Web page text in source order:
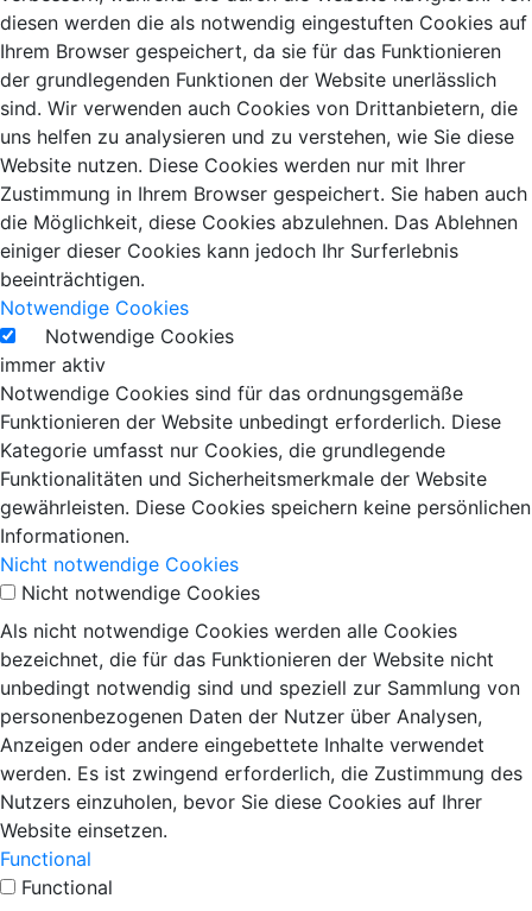
diesen werden die als notwendig eingestuften Cookies auf
Ihrem Browser gespeichert, da sie für das Funktionieren
der grundlegenden Funktionen der Website unerlässlich
sind. Wir verwenden auch Cookies von Drittanbietern, die
uns helfen zu analysieren und zu verstehen, wie Sie diese
Website nutzen. Diese Cookies werden nur mit Ihrer
Zustimmung in Ihrem Browser gespeichert. Sie haben auch
die Möglichkeit, diese Cookies abzulehnen. Das Ablehnen
einiger dieser Cookies kann jedoch Ihr Surferlebnis
beeinträchtigen.
Notwendige Cookies
Notwendige Cookies
immer aktiv
Notwendige Cookies sind für das ordnungsgemäße
Funktionieren der Website unbedingt erforderlich. Diese
Kategorie umfasst nur Cookies, die grundlegende
Funktionalitäten und Sicherheitsmerkmale der Website
gewährleisten. Diese Cookies speichern keine persönlichen
Informationen.
Nicht notwendige Cookies
Nicht notwendige Cookies
Als nicht notwendige Cookies werden alle Cookies
bezeichnet, die für das Funktionieren der Website nicht
unbedingt notwendig sind und speziell zur Sammlung von
personenbezogenen Daten der Nutzer über Analysen,
Anzeigen oder andere eingebettete Inhalte verwendet
werden. Es ist zwingend erforderlich, die Zustimmung des
Nutzers einzuholen, bevor Sie diese Cookies auf Ihrer
Website einsetzen.
Functional
Functional